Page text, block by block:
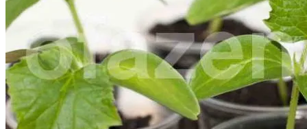
9 Советов По Выращиванию Картошки
Какие Цветы Украсят Альпинарий?